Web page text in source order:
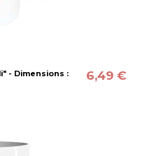
- Dimensions :
6,49 €